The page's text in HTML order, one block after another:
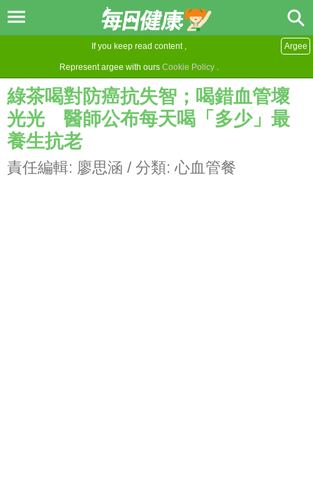
If you keep read content ,
Represent argee with ours Cookie Policy .
Argee
綠茶喝對防癌抗失智；喝錯血管壞
光光 醫師公布每天喝「多少」最
養生抗老
責任編輯: 廖思涵 / 分類: 心血管餐